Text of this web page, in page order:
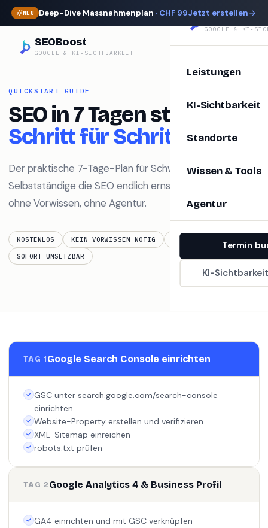
NEU Deep-Dive Massnahmenplan · CHF 99Jetzt erstellen
SEOBoost
GOOGLE & KI-SICHTBARKEIT
SEOBoost
GOOGLE & KI-
Leistungen
KI-Sichtbarkeit
Standorte
Wissen & Tools
Agentur
Termin
KI-
QUICKSTART GUIDE
SEO in 7 Tagen starten.
Schritt für Schritt.
Der praktische 7-Tage-Plan für Schweizer KMU und
Selbstständige die SEO endlich ernstnehmen wollen —
ohne Vorwissen, ohne Agentur.
KOSTENLOS KEIN VORWISSEN NÖTIG
SOFORT UMSETZBAR
TAG 1 Google Search Console einrichten
GSC unter search.google.com/search-console
einrichten
Website-Property erstellen und verifizieren
XML-Sitemap einreichen
robots.txt prüfen
TAG 2 Google Analytics 4 & Business Profil
GA4 einrichten und mit GSC verknüpfen